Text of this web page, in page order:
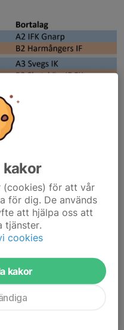
kakor
(cookies) för att vår
för dig. De används
att hjälpa oss att
tjänster.
cookies
kakor